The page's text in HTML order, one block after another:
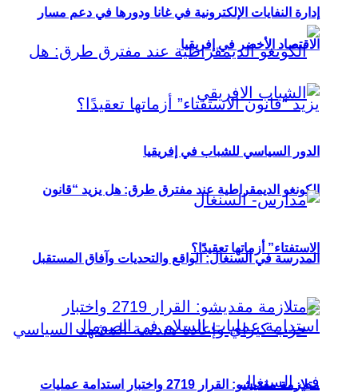
الكونغو الديمقراطية عند مفترق طرق: هل يزيد “قانون
الاستفتاء” أزماتها تعقيدًا؟
إدارة النفايات الإلكترونية في غانا ودورها في دعم مسار
الاقتصاد الأخضر في إفريقيا
الدور السياسي للشباب في إفريقيا
المدرسة في السنغال: الواقع والتحديات وآفاق المستقبل
متلازمة مقديشو: القرار 2719 واختبار استدامة عمليات